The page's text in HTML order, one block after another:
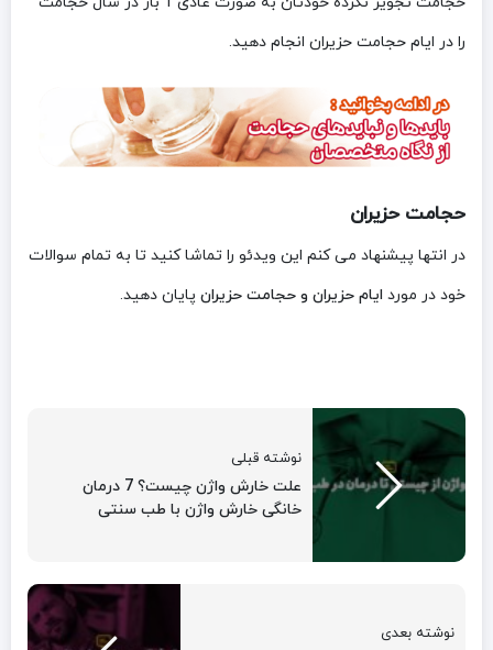
را در ایام حجامت حزیران انجام دهید.
حجامت حزیران
در انتها پیشنهاد می کنم این ویدئو را تماشا کنید تا به تمام سوالات
خود در مورد ایام حزیران و حجامت حزیران پایان دهید.
نوشته قبلی
علت خارش واژن چیست؟ 7 درمان
خانگی خارش واژن با طب سنتی
نوشته بعدی